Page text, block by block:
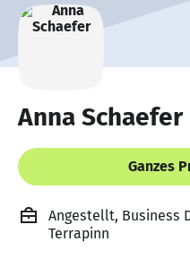
Anna Schaefer
Ganzes
Angestellt, Business
Terrapinn